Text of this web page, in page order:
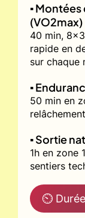
▪️
(VO2max)
40 min,
rapide en
sur chaque
▪️
50 min en
▪️ Sortie
1h en zone
sentiers
⏲